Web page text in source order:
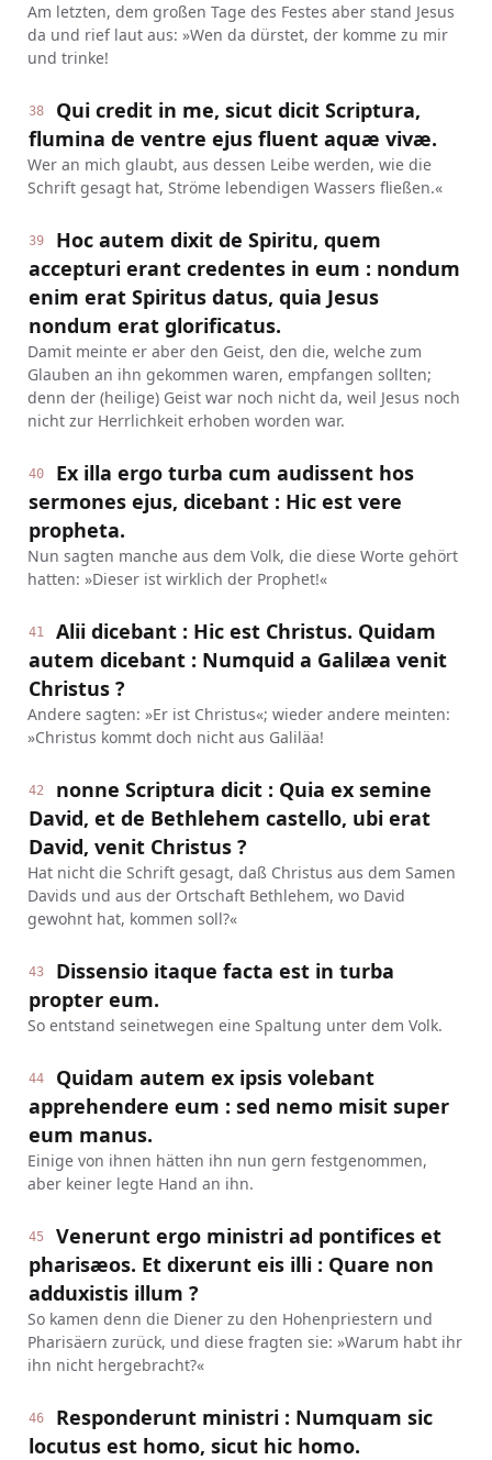
Am letzten, dem großen Tage des Festes aber stand Jesus
da und rief laut aus: »Wen da dürstet, der komme zu mir
und trinke!
38
Qui credit in me, sicut dicit Scriptura,
flumina de ventre ejus fluent aquæ vivæ.
Wer an mich glaubt, aus dessen Leibe werden, wie die
Schrift gesagt hat, Ströme lebendigen Wassers fließen.«
39
Hoc autem dixit de Spiritu, quem
accepturi erant credentes in eum : nondum
enim erat Spiritus datus, quia Jesus
nondum erat glorificatus.
Damit meinte er aber den Geist, den die, welche zum
Glauben an ihn gekommen waren, empfangen sollten;
denn der (heilige) Geist war noch nicht da, weil Jesus noch
nicht zur Herrlichkeit erhoben worden war.
40
Ex illa ergo turba cum audissent hos
sermones ejus, dicebant : Hic est vere
propheta.
Nun sagten manche aus dem Volk, die diese Worte gehört
hatten: »Dieser ist wirklich der Prophet!«
41
Alii dicebant : Hic est Christus. Quidam
autem dicebant : Numquid a Galilæa venit
Christus ?
Andere sagten: »Er ist Christus«; wieder andere meinten:
»Christus kommt doch nicht aus Galiläa!
42
nonne Scriptura dicit : Quia ex semine
David, et de Bethlehem castello, ubi erat
David, venit Christus ?
Hat nicht die Schrift gesagt, daß Christus aus dem Samen
Davids und aus der Ortschaft Bethlehem, wo David
gewohnt hat, kommen soll?«
43
Dissensio itaque facta est in turba
propter eum.
So entstand seinetwegen eine Spaltung unter dem Volk.
44
Quidam autem ex ipsis volebant
apprehendere eum : sed nemo misit super
eum manus.
Einige von ihnen hätten ihn nun gern festgenommen,
aber keiner legte Hand an ihn.
45
Venerunt ergo ministri ad pontifices et
pharisæos. Et dixerunt eis illi : Quare non
adduxistis illum ?
So kamen denn die Diener zu den Hohenpriestern und
Pharisäern zurück, und diese fragten sie: »Warum habt ihr
ihn nicht hergebracht?«
46
Responderunt ministri : Numquam sic
locutus est homo, sicut hic homo.